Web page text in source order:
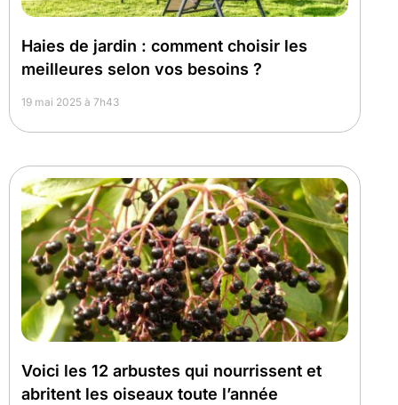
Haies de jardin : comment choisir les
meilleures selon vos besoins ?
19 mai 2025 à 7h43
Voici les 12 arbustes qui nourrissent et
abritent les oiseaux toute l’année